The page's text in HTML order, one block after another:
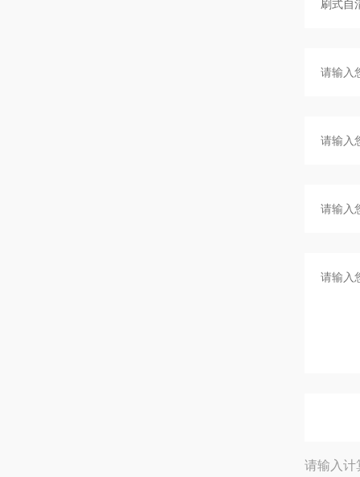
请输入计